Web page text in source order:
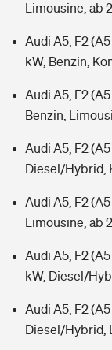
Limousine, ab
Audi A5, F2
kW, Benzin,
Audi A5, F2 (A5
Benzin,
Audi A5, F2 (A5
Diesel/Hybrid,
Audi A5, F2
Limousine, ab
Audi A5, F2
kW, Diesel/
Audi A5, F2 (A5
Diesel/Hybrid,